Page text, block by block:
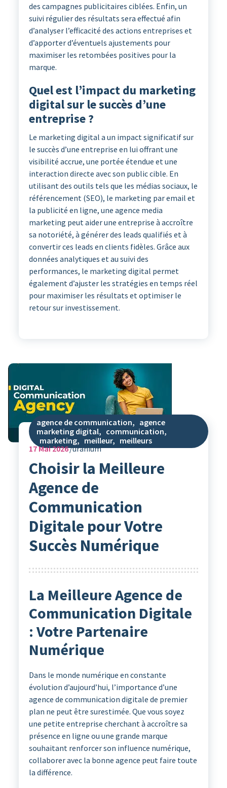
des campagnes publicitaires ciblées. Enfin, un
suivi régulier des résultats sera effectué afin
d’analyser l’efficacité des actions entreprises et
d’apporter d’éventuels ajustements pour
maximiser les retombées positives pour la
marque.
Quel est l’impact du marketing
digital sur le succès d’une
entreprise ?
Le marketing digital a un impact significatif sur
le succès d’une entreprise en lui offrant une
visibilité accrue, une portée étendue et une
interaction directe avec son public cible. En
utilisant des outils tels que les médias sociaux, le
référencement (SEO), le marketing par email et
la publicité en ligne, une agence media
marketing peut aider une entreprise à accroître
sa notoriété, à générer des leads qualifiés et à
convertir ces leads en clients fidèles. Grâce aux
données analytiques et au suivi des
performances, le marketing digital permet
également d’ajuster les stratégies en temps réel
pour maximiser les résultats et optimiser le
retour sur investissement.
agence de communication, agence
marketing digital, communication,
marketing, meilleur, meilleurs
17Mai 2026 uranium
Choisir la Meilleure
Agence de
Communication
Digitale pour Votre
Succès Numérique
La Meilleure Agence de
Communication Digitale
: Votre Partenaire
Numérique
Dans le monde numérique en constante
évolution d’aujourd’hui, l’importance d’une
agence de communication digitale de premier
plan ne peut être surestimée. Que vous soyez
une petite entreprise cherchant à accroître sa
présence en ligne ou une grande marque
souhaitant renforcer son influence numérique,
collaborer avec la bonne agence peut faire toute
la différence.